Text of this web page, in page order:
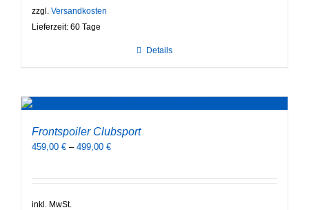
zzgl. Versandkosten
Lieferzeit: 60 Tage
Details
Frontspoiler Clubsport
459,00 € – 499,00 €
inkl. MwSt.